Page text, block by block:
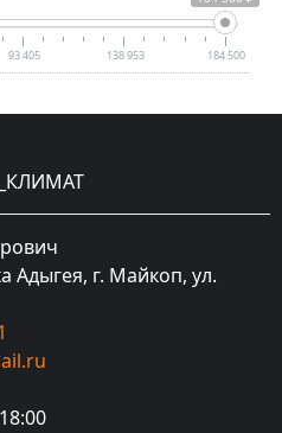
93 405 138 953 184 500
Адыгея, г. Майкоп, ул.